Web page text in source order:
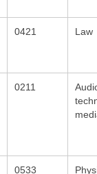
0421 Law
0211
0533